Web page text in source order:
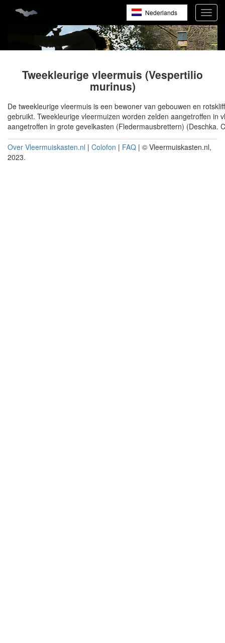
Nederlands
English
Français
Tweekleurige vleermuis (Vespertilio
murinus)
De tweekleurige vleermuis is een bewoner van gebouwen en
gebruikt. Tweekleurige vleermuizen worden zelden aangetroffen
aangetroffen in grote gevelkasten (Fledermausbrettern) (Deschka.
Over Vleermuiskasten.nl | Colofon | FAQ | © Vleermuiskasten.nl,
2023.